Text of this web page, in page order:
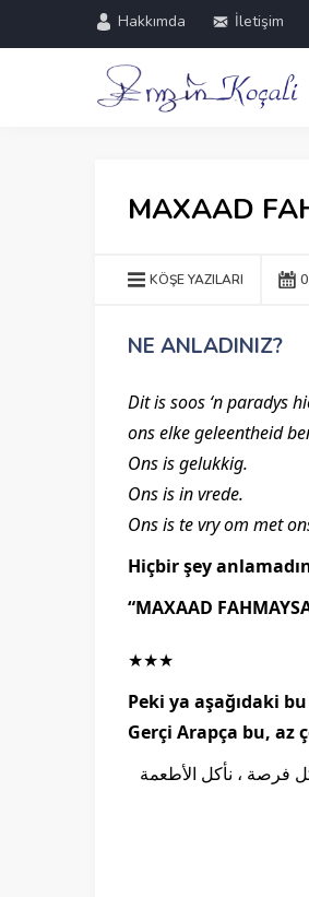
Hakkımda İletişim
MAXAAD
KÖŞE YAZILARI
NE ANLADINIZ?
Dit is soos ‘n paradys
ons elke geleentheid
Ons is gelukkig.
Ons is in vrede.
Ons is te vry om met
Hiçbir şey
“MAXAAD
★★★
Peki ya aşağıdaki
Gerçi Arapça bu, az
فرصة ، نأكل الأطعمة